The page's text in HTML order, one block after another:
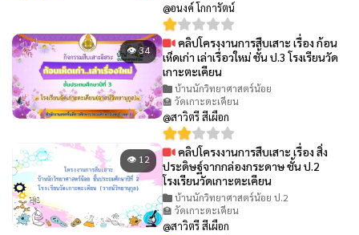
@อนงค์ โกการัตน์
👁 34
คลิปโครงงานการสืบเสาะ เรื่อง ก้อน
เห็ดเก่า เล่าเรื่อวใหม่ ชั้น ป.3 โรงเรียนวัด
เกาะตะเคียน
บ้านนักวิทยาศาสตร์น้อย
🏫 วัดเกาะตะเคียน
@สาวิตรี สีเผือก
👁 12
คลิปโครงงานการสืบเสาะ เรื่อง สิ่ง
ประดิษฐ์จากกล่องกระดาษ ชั้น ป.2
โรงเรียนวัดเกาะตะเคียน
บ้านนักวิทยาศาสตร์น้อย ป.2
🏫 วัดเกาะตะเคียน
@สาวิตรี สีเผือก